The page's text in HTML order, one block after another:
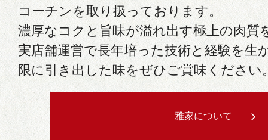
コーチンを取り扱っております。
濃厚なコクと旨味が溢れ出す極上の肉質
実店舗運営で長年培った技術と経験を生
限に引き出した味をぜひご賞味ください
雅家について